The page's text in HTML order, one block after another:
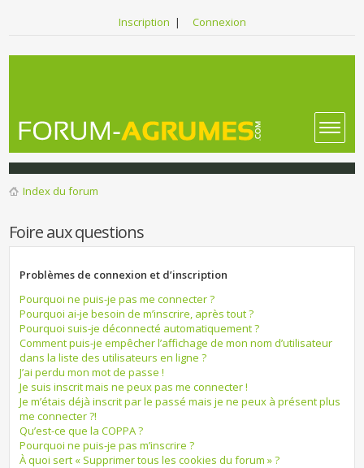
Inscription | Connexion
Index du forum
Foire aux questions
Problèmes de connexion et d’inscription
Pourquoi ne puis-je pas me connecter ?
Pourquoi ai-je besoin de m’inscrire, après tout ?
Pourquoi suis-je déconnecté automatiquement ?
Comment puis-je empêcher l’affichage de mon nom d’utilisateur
dans la liste des utilisateurs en ligne ?
J’ai perdu mon mot de passe !
Je suis inscrit mais ne peux pas me connecter !
Je m’étais déjà inscrit par le passé mais je ne peux à présent plus
me connecter ?!
Qu’est-ce que la COPPA ?
Pourquoi ne puis-je pas m’inscrire ?
À quoi sert « Supprimer tous les cookies du forum » ?